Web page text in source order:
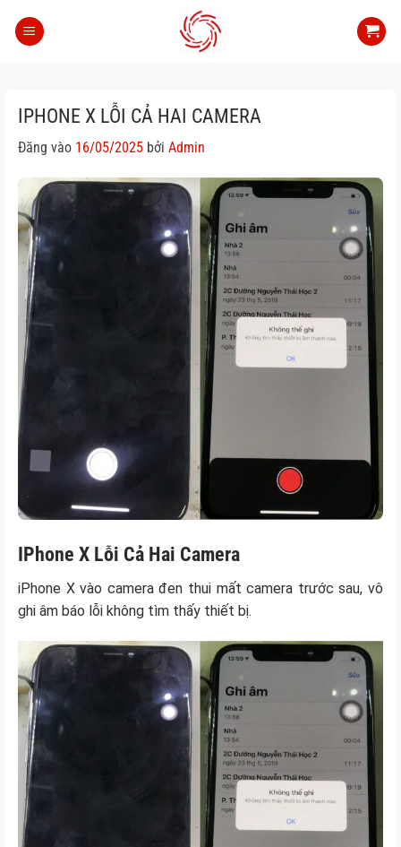
qua
IPHONE X LỖI CẢ HAI CAMERA
Đăng vào 16/05/2025 bởi Admin
IPhone X Lỗi Cả Hai Camera
iPhone X vào camera đen thui mất camera trước sau, vô
ghi âm báo lỗi không tìm thấy thiết bị.